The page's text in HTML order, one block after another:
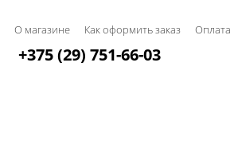
О магазине Как оформить заказ Оплата
+375 (29) 751-66-03